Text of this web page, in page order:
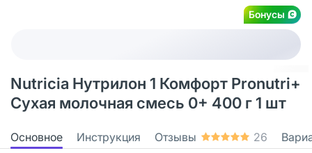
Бонусы
Nutricia Нутрилон 1 Комфорт Pronutri+
Сухая молочная смесь 0+ 400 г 1 шт
Основное Инструкция Отзывы 26